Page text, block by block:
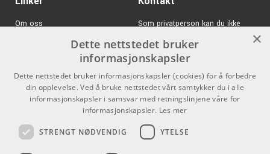
og lengre holdbarhet. Ernie Balls tradisjon for å utvikle nye
produkter basert på selskapets historie, kombinert med ny
Om oss
GDPR & Cookies
Som privatperson kan du ikke
kjøpe på denne nettsiden, alt salg
skjer gjennom våre forhandlere.
info@emnordic.no
×
Dette nettstedet bruker
informasjonskapsler
Dette nettstedet bruker informasjonskapsler (cookies) for å forbedre
din opplevelse. Ved å bruke nettstedet vårt samtykker du i alle
informasjonskapsler i samsvar med retningslinjene våre for
informasjonskapsler. Les mer
STRENGT NØDVENDIG YTELSE